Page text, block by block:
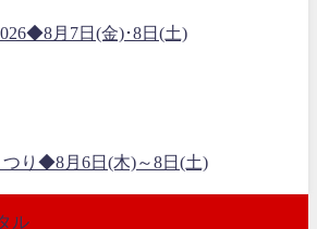
月7日(金)･8日(土)
つり◆8月6日(木)～8日(土)